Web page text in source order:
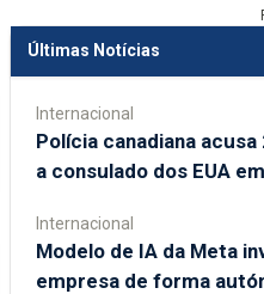
Últimas Notícias
Internacional
Polícia canadiana
a consulado dos EUA
Internacional
Modelo de IA da Meta
empresa de forma